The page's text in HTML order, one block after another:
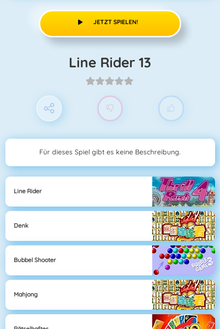
JETZT SPIELEN!
Line Rider 13
Für dieses Spiel gibt es keine Beschreibung.
Line Rider
Denk
Bubbel Shooter
Mahjong